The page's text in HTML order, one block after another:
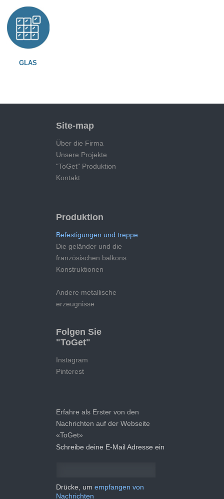
GLAS
Site-map
Über die Firma
Unsere Projekte
"ToGet" Produktion
Kontakt
Produktion
Befestigungen und treppe
Die geländer und die
französischen balkons
Konstruktionen
Andere metallische
erzeugnisse
Folgen Sie
"ToGet"
Instagram
Pinterest
Erfahre als Erster von den
Nachrichten auf der Webseite
«ToGet»
Schreibe deine E-Mail Adresse ein
Drücke, um empfangen von
Nachrichten